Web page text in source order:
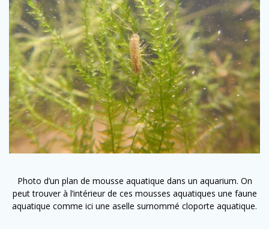
Photo d’un plan de mousse aquatique dans un aquarium. On
peut trouver à l’intérieur de ces mousses aquatiques une faune
aquatique comme ici une aselle surnommé cloporte aquatique.